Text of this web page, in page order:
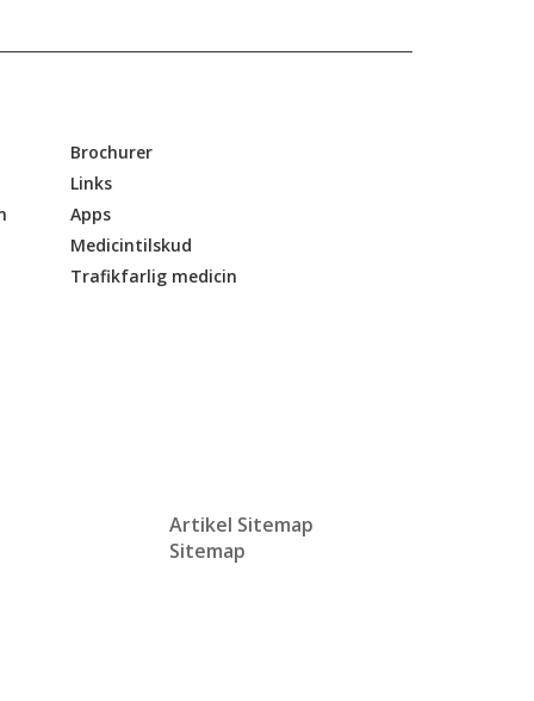
Brochurer
Links
Apps
Medicintilskud
Trafikfarlig medicin
Artikel Sitemap
Sitemap